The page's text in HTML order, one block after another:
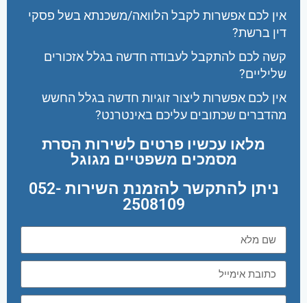
אין לכם אפשרות לקבל הלוואה/משכנתא בשל פסקי
דין ברשת?
קשה לכם להתקבל לעבודה חדשה בגלל אזכורים
שליליים?
אין לכם אפשרות ליצור זוגיות חדשה בגלל החשש
מהדברים שכתובים עליכם באינטרנט?
מלאו עכשיו פרטים לשירות הסרת
מסמכים משפטיים מגוגל
ניתן להתקשר להזמנת השירות 052-
2508109